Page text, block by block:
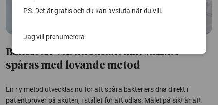
Bakterier vid infektion kan snabbt
spåras med lovande metod
En ny metod utvecklas nu för att spåra bakteriers dna direkt i
patientprover på akuten, i stället för att odlas. Målet på sikt är att
PS. Det är gratis och du kan avsluta när du vill.
Jag vill prenumerera